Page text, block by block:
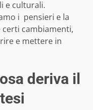
e culturali.
i pensieri e la
certi cambiamenti,
e mettere in
deriva il